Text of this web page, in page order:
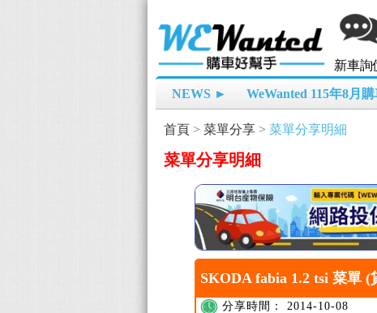
新車詢
NEWS ► WeWanted 115年8月
首頁 > 菜單分享 > 菜單分享明細
菜單分享明細
SKODA fabia 1.2 tsi 菜單 (
分享時間： 2014-10-08